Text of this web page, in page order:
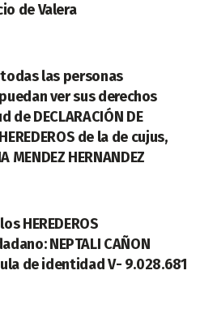
de Valera
todas las personas
ver sus derechos
DECLARACIÓN DE
de la de cujus,
MENDEZ HERNANDEZ
HEREDEROS
NEPTALI CAÑON
de identidad V- 9.028.681